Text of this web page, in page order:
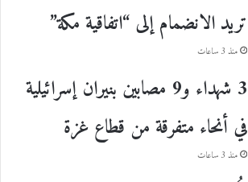
تريد الانضمام إلى “اتفاقية مكة”
منذ 3 ساعات
3 شهداء و9 مصابين بنيران إسرائيلية
في أنحاء متفرقة من قطاع غزة
منذ 3 ساعات